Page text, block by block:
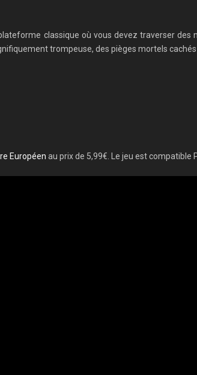
classique où vous devez traverser des
trompeuse, des pièges mortels
Européen au prix de 5,99€. Le jeu est compatible